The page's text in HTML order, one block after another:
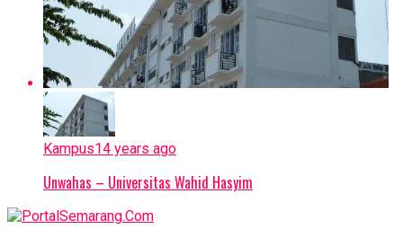
Kampus14 years ago
Unwahas – Universitas Wahid Hasyim